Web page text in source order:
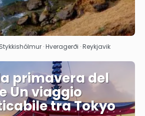
Se · Hveragerði · Reykjavik
primavera del
Un viaggio
tra Tokyo